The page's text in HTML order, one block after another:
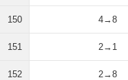
150 4→8
151 2→1
152 2→8